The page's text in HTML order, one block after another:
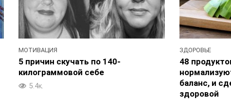
МОТИВАЦИЯ
5 причин скучать по 140-
килограммовой себе
5.4к.
ЗДОРОВЬЕ
48
баланс, и
здоровой